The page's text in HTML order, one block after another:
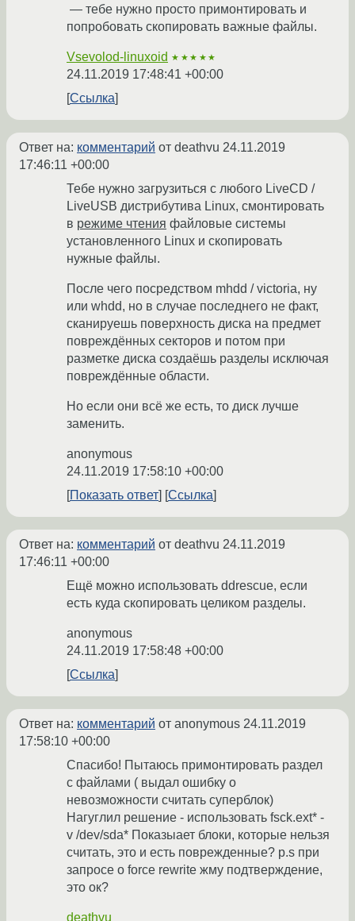
— тебе нужно просто примонтировать и
попробовать скопировать важные файлы.
Vsevolod-linuxoid ★★★★★
24.11.2019 17:48:41 +00:00
Ссылка
Ответ на: комментарий от deathvu 24.11.2019
17:46:11 +00:00
Тебе нужно загрузиться с любого LiveCD /
LiveUSB дистрибутива Linux, смонтировать
в режиме чтения файловые системы
установленного Linux и скопировать
нужные файлы.
После чего посредством mhdd / victoria, ну
или whdd, но в случае последнего не факт,
сканируешь поверхность диска на предмет
повреждённых секторов и потом при
разметке диска создаёшь разделы исключая
повреждённые области.
Но если они всё же есть, то диск лучше
заменить.
anonymous
24.11.2019 17:58:10 +00:00
Показать ответ
Ссылка
Ответ на: комментарий от deathvu 24.11.2019
17:46:11 +00:00
Ещё можно использовать ddrescue, если
есть куда скопировать целиком разделы.
anonymous
24.11.2019 17:58:48 +00:00
Ссылка
Ответ на: комментарий от anonymous 24.11.2019
17:58:10 +00:00
Спасибо! Пытаюсь примонтировать раздел
с файлами ( выдал ошибку о
невозможности считать суперблок)
Нагуглил решение - использовать fsck.ext* -
v /dev/sda* Показыает блоки, которые нельзя
считать, это и есть поврежденные? p.s при
запросе о force rewrite жму подтверждение,
это ок?
deathvu